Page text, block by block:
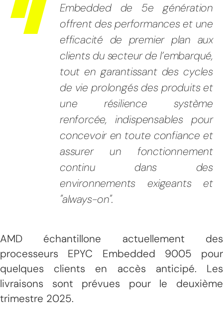
Embedded de 5e génération
offrent des performances et une
efficacité de premier plan aux
clients du secteur de l’embarqué,
tout en garantissant des cycles
de vie prolongés des produits et
une résilience système
renforcée, indispensables pour
concevoir en toute confiance et
assurer un fonctionnement
continu dans des
environnements exigeants et
"always-on".
AMD échantillone actuellement des
processeurs EPYC Embedded 9005 pour
quelques clients en accès anticipé. Les
livraisons sont prévues pour le deuxième
trimestre 2025.